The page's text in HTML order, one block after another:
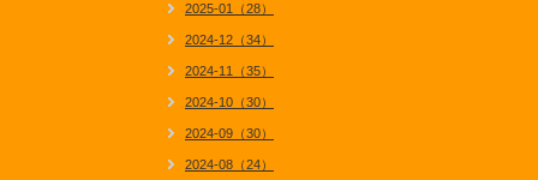
2025-01（28）
2024-12（34）
2024-11（35）
2024-10（30）
2024-09（30）
2024-08（24）